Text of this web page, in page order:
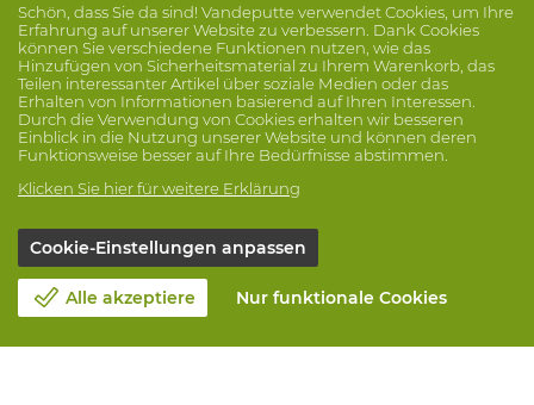
Schön, dass Sie da sind! Vandeputte verwendet Cookies, um Ihre
Erfahrung auf unserer Website zu verbessern. Dank Cookies
können Sie verschiedene Funktionen nutzen, wie das
Hinzufügen von Sicherheitsmaterial zu Ihrem Warenkorb, das
Teilen interessanter Artikel über soziale Medien oder das
Erhalten von Informationen basierend auf Ihren Interessen.
Durch die Verwendung von Cookies erhalten wir besseren
Einblick in die Nutzung unserer Website und können deren
Funktionsweise besser auf Ihre Bedürfnisse abstimmen.
Klicken Sie hier für weitere Erklärung
Cookie-Einstellungen anpassen
Alle akzeptiere Nur funktionale Cookies